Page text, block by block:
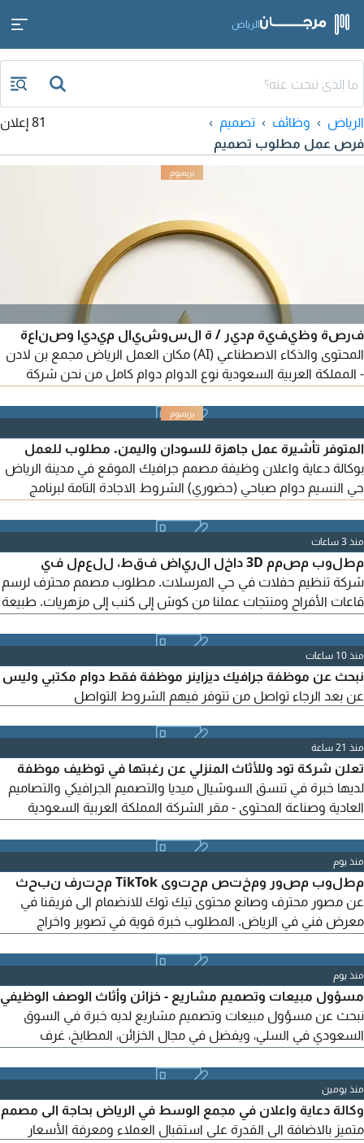
الرياض
الرياض وظائف
تصميم
فرص عمل مطلوب تصميم
81 إعلان
فرصة وظيفية مدير / ة السوشيال ميديا وصناعة
المحتوى والذكاء الاصطناعي (AI) مكان العمل الرياض مجمع بن لادن
- المملكة العربية السعودية نوع الدوام دوام كامل من نحن شركة
الداخلي، ونسعى الى بناء علامة تجارية رائدة في السوق السعودي من
الذكاء الاصطناعي. المسمى الوظيفي social media
المتوفر تأشيرة عمل جاهزة للسودان واليمن. مطلوب للعمل
بوكالة دعاية واعلان وظيفة مصمم جرافيك الموقع في مدينة الرياض
حي النسيم دوام صباحي (حضوري) الشروط الاجادة التامة لبرنامج
أرسل السيرة الذاتية وملف الأعمال السابقة الى واتساب الرقم
منذ 3 ساعات
مطلوب مصمم 3D داخل الرياض فقط، للعمل في
شركة تنظيم حفلات في حي المرسلات. مطلوب مصمم محترف لرسم
قاعات الأفراح ومنتجات عملنا من كوش إلى كنب إلى مزهريات. طبيعة
مكتبي ولا يشترط دوام كامل، لكن يشترط التفرغ.
منذ 10 ساعات
نبحث عن موظفة جرافيك ديزاينر موظفة فقط دوام مكتبي وليس
عن بعد الرجاء تواصل من تتوفر فيهم الشروط التواصل
منذ 21 ساعة
تعلن شركة تود وللأثاث المنزلي عن رغبتها في توظيف موظفة
لديها خبرة في تنسق السوشيال ميديا والتصميم الجرافيكي والتصاميم
العادية وصناعة المحتوى - مقر الشركة المملكة العربية السعودية
منذ يوم
مطلوب مصور ومختص محتوى TikTok محترف نبحث
عن مصور محترف وصانع محتوى تيك توك للانضمام الى فريقنا في
معرض فني في الرياض. المطلوب خبرة قوية في تصوير واخراج
وطرق زيادة المشاهدات والتفاعل - القدرة على اختيار الأفكار
والهوكات التي تجذب المشاهد
منذ يوم
مسؤول مبيعات وتصميم مشاريع - خزائن وأثاث الوصف الوظيفي
نبحث عن مسؤول مبيعات وتصميم مشاريع لديه خبرة في السوق
السعودي في السلي، ويفضل في مجال الخزائن، المطابخ، غرف
استقطاب عملاء ومشاريع جديدة للمصنع. زيارة مواقع المشاريع
وأخذ المقاسات والبيانات المطلوبة. مقابلة العملاء والمقاولين
والمصممين وفهم متطلبات المشاريع. اعداد تصاميم الخزائن
والمطابخ
منذ يومين
وكالة دعاية واعلان في مجمع الوسط في الرياض بحاجة الى مصمم
متميز بالاضافة الى القدرة على استقبال العملاء ومعرفة الأسعار